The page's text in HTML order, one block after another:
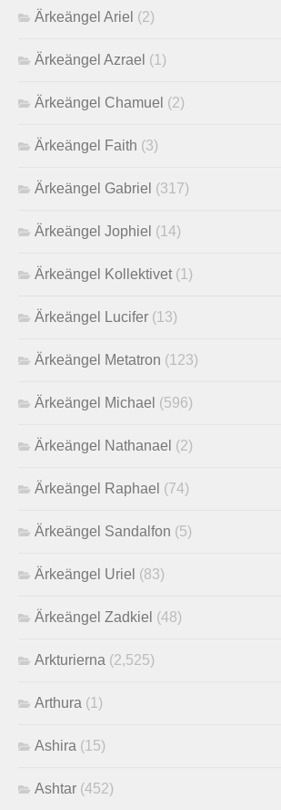
Ärkeängel Ariel (2)
Ärkeängel Azrael (1)
Ärkeängel Chamuel (2)
Ärkeängel Faith (3)
Ärkeängel Gabriel (317)
Ärkeängel Jophiel (14)
Ärkeängel Kollektivet (1)
Ärkeängel Lucifer (13)
Ärkeängel Metatron (123)
Ärkeängel Michael (596)
Ärkeängel Nathanael (2)
Ärkeängel Raphael (74)
Ärkeängel Sandalfon (5)
Ärkeängel Uriel (83)
Ärkeängel Zadkiel (48)
Arkturierna (2,525)
Arthura (1)
Ashira (15)
Ashtar (452)